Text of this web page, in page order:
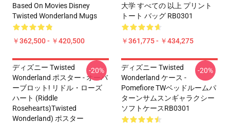
Based On Movies Disney
Twisted Wonderland Mugs
￥362,500 - ￥420,500
大学 すべての 以上 プリント
トート バッグ RB0301
￥361,775 - ￥434,275
ディズニー Twisted
Wonderland ポスター - オーバ
ーブロット! リドル・ローズ
ハート (Riddle
Rosehearts)Twisted
Wonderland) ポスター
-20%
ディズニー Twisted
Wonderland ケース -
Pomefiore TWベッドルームパ
ターンサムスンギャラクシー
ソフトケースRB0301
-20%